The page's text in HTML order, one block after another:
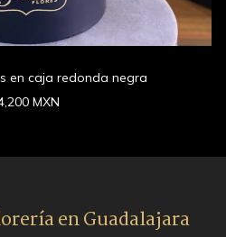
en caja redonda negra
MXN
en Guadalajara